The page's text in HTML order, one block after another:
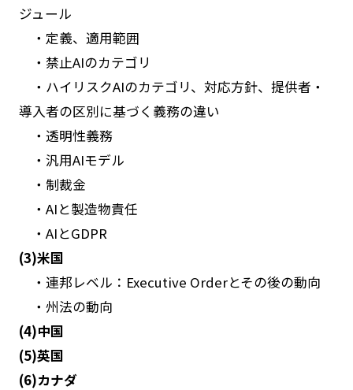
ジュール
・定義、適用範囲
・禁止AIのカテゴリ
・ハイリスクAIのカテゴリ、対応方針、提供者・
導入者の区別に基づく義務の違い
・透明性義務
・汎用AIモデル
・制裁金
・AIと製造物責任
・AIとGDPR
(3)米国
・連邦レベル：Executive Orderとその後の動向
・州法の動向
(4)中国
(5)英国
(6)カナダ